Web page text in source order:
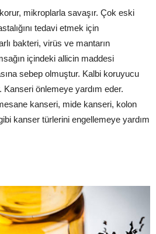
mikroplarla savaşır. Çok eski
tedavi etmek için
bakteri, virüs ve mantarın
içindeki allicin maddesi
sebep olmuştur. Kalbi koruyucu
Kanseri önlemeye yardım eder.
kanseri, mide kanseri, kolon
kanser türlerini engellemeye yardım